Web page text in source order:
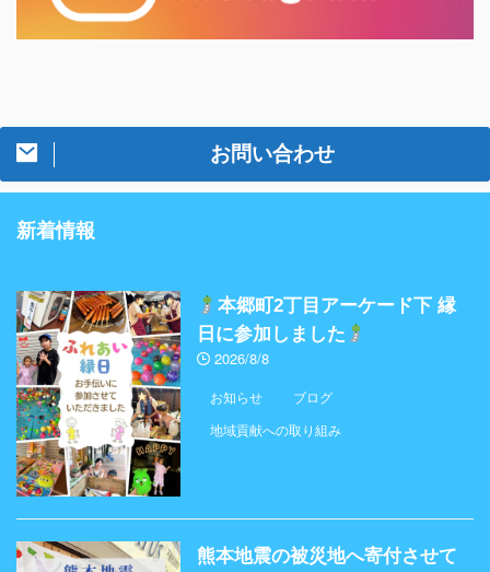
お問い合わせ
新着情報
本郷町2丁目アーケード下 縁
日に参加しました
2026/8/8
お知らせ
ブログ
地域貢献への取り組み
熊本地震の被災地へ寄付させて